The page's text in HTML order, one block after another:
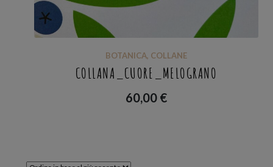
BOTANICA, COLLANE
COLLANA_CUORE_MELOGRANO
60,00 €